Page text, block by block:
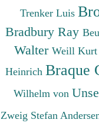
Trenker Luis
Bradbury Ray
Walter Weill Kurt
Heinrich Braque
Wilhelm von
Zweig Stefan